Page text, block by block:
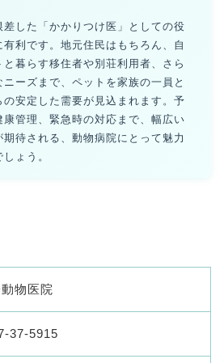
した「かかりつけ医」としての役
利です。地元住民はもちろん、自
暮らす移住者や別荘利用者、さら
ーズまで、ペットを家族の一員と
の安定した需要が見込まれます。予
管理、緊急時の対応まで、幅広い
待される、動物病院にとって魅力
ょう。
物医院
37-5915